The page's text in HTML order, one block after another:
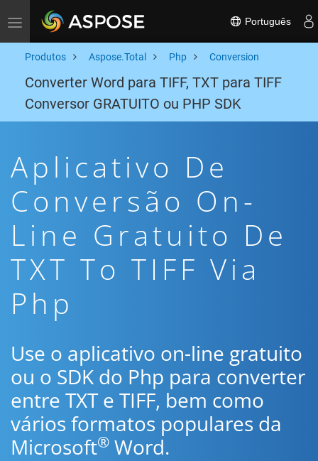
Toggle navigation Português
Produtos Aspose.Total Php Conversion
Converter Word para TIFF, TXT para TIFF
Conversor GRATUITO ou PHP SDK
Aplicativo De
Conversão On-
Line Gratuito De
TXT To TIFF Via
Php
Use o aplicativo on-line gratuito
ou o SDK do Php para converter
entre TXT e TIFF, bem como
vários formatos populares da
Microsoft® Word.